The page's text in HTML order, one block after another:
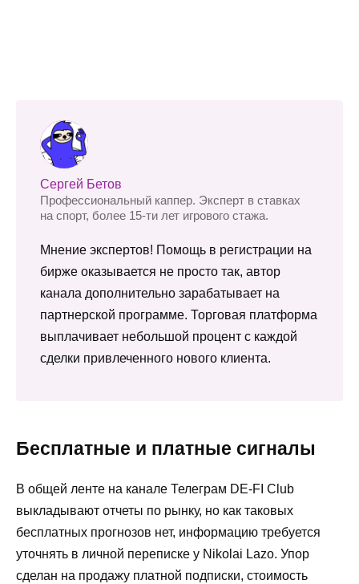
Сергей Бетов
Профессиональный каппер. Эксперт в ставках
на спорт, более 15-ти лет игрового стажа.
Мнение экспертов! Помощь в регистрации на
бирже оказывается не просто так, автор
канала дополнительно зарабатывает на
партнерской программе. Торговая платформа
выплачивает небольшой процент с каждой
сделки привлеченного нового клиента.
Бесплатные и платные сигналы
В общей ленте на канале Телеграм DE-FI Club
выкладывают отчеты по рынку, но как таковых
бесплатных прогнозов нет, информацию требуется
уточнять в личной переписке у Nikolai Lazo. Упор
сделан на продажу платной подписки, стоимость